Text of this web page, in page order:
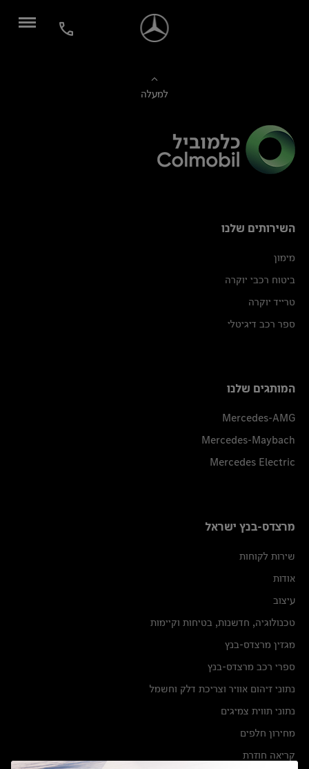
למעלה
השירותים שלנו
מימון
ביטוח רכבי יוקרה
טרייד יוקרה
ספר רכב דיגיטלי
המותגים שלנו
Mercedes-AMG
Mercedes-Maybach
Mercedes Electric
מרצדס-בנץ ישראל
שירות לקוחות
אודות
עיצוב
טכנולוגיה, חדשנות, בטיחות וקיימות
מגזין מרצדס-בנץ
ספרי רכב מרצדס-בנץ
נתוני זיהום אוויר וצריכת דלק וחשמל
נתוני תווית צמיגים
מחירון חלפים
קריאה חוזרת